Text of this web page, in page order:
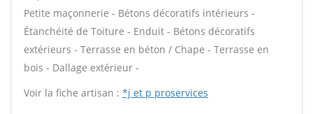
Petite maçonnerie - Bétons décoratifs intérieurs -
Étanchéité de Toiture - Enduit - Bétons décoratifs
extérieurs - Terrasse en béton / Chape - Terrasse en
bois - Dallage extérieur -
Voir la fiche artisan : *j et p proservices